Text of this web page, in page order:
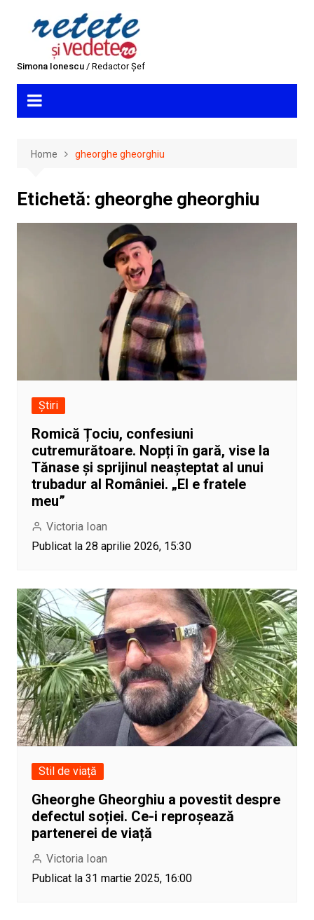
Simona Ionescu/ Redactor Șef
Home gheorghe gheorghiu
Etichetă: gheorghe gheorghiu
Știri
Romică Țociu, confesiuni
cutremurătoare. Nopți în gară, vise la
Tănase și sprijinul neașteptat al unui
trubadur al României. „El e fratele
meu”
Victoria Ioan
Publicat la 28 aprilie 2026, 15:30
Stil de viață
Gheorghe Gheorghiu a povestit despre
defectul soției. Ce-i reproșează
partenerei de viață
Victoria Ioan
Publicat la 31 martie 2025, 16:00